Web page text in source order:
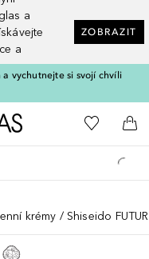
a
a
ZOBRAZIT
vychutnejte si svojí chvíli
Domů K mému
Do
krémy Shiseido